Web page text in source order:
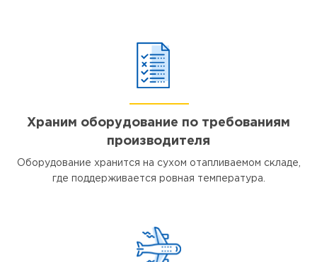
Храним оборудование по требованиям
производителя
Оборудование хранится на сухом отапливаемом складе,
где поддерживается ровная температура.